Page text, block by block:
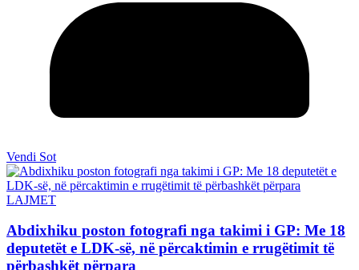
Vendi Sot
LAJMET
Abdixhiku poston fotografi nga takimi i GP: Me 18
deputetët e LDK-së, në përcaktimin e rrugëtimit të
përbashkët përpara